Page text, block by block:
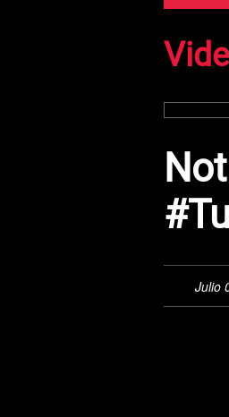
Julio